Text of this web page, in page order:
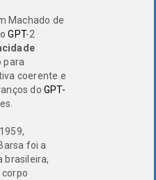
Machado de
GPT-2
para
coerente e
do GPT-
foi a
brasileira,